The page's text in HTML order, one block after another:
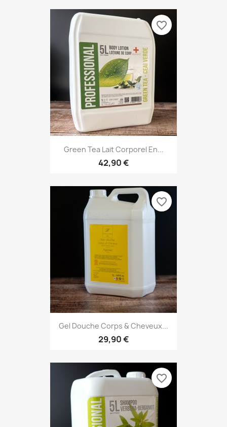
Green Tea Lait Corporel En...
42,90 €
favorite_border
Gel Douche Corps & Cheveux...
29,90 €
favorite_border
favorite_border